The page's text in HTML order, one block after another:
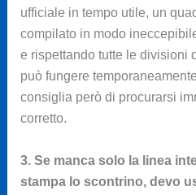
ufficiale in tempo utile, un
compilato in modo
e rispettando tutte le divisioni
può fungere
consiglia però di procurarsi
corretto.
3. Se manca solo la linea
stampa lo scontrino, devo